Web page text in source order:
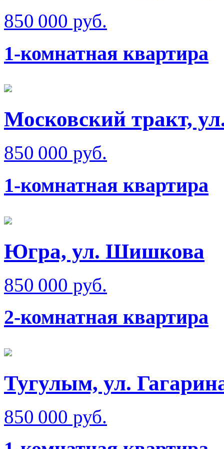
850 000 руб.
1-комнатная квартира
Московский тракт,
850 000 руб.
1-комнатная квартира
Югра, ул. Шишкова
850 000 руб.
2-комнатная квартира
Тугулым, ул.
850 000 руб.